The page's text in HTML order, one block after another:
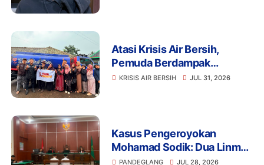
Atasi Krisis Air Bersih,
Pemuda Berdampak
Kerahkan 4 Tangki Air untuk
KRISIS AIR BERSIH JUL 31, 2026
Kasus Pengeroyokan
Mohamad Sodik: Dua Linmas
Pandeglang Diganjar 5 Bulan
PANDEGLANG JUL 28, 2026